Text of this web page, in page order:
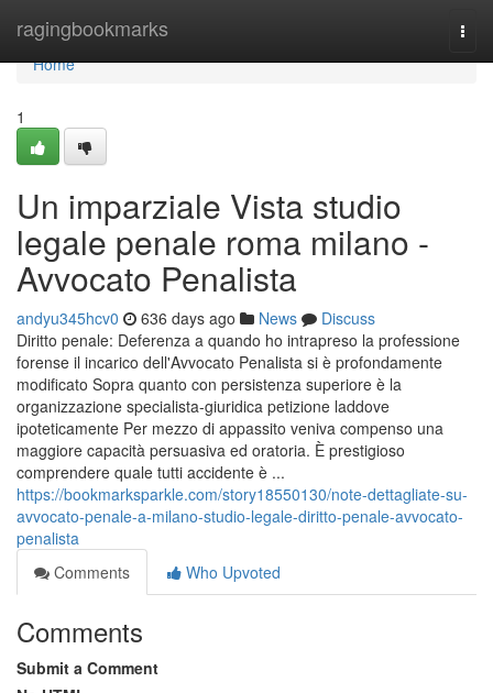
ragingbookmarks
Home
Home
1
Un imparziale Vista studio
legale penale roma milano -
Avvocato Penalista
andyu345hcv0 636 days ago News
Discuss
Diritto penale: Deferenza a quando ho intrapreso la professione
forense il incarico dell'Avvocato Penalista si è profondamente
modificato Sopra quanto con persistenza superiore è la
organizzazione specialista-giuridica petizione laddove
ipoteticamente Per mezzo di appassito veniva compenso una
maggiore capacità persuasiva ed oratoria. È prestigioso
comprendere quale tutti accidente è ...
https://bookmarksparkle.com/story18550130/note-dettagliate-su-
avvocato-penale-a-milano-studio-legale-diritto-penale-avvocato-
penalista
Comments
Who Upvoted
Comments
Submit a Comment